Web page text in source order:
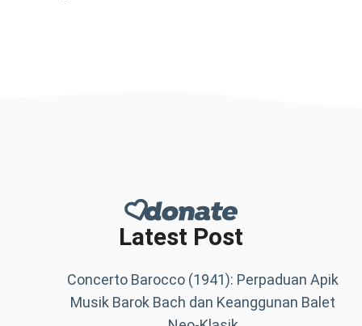
Latest Post
Concerto Barocco (1941): Perpaduan Apik
Musik Barok Bach dan Keanggunan Balet